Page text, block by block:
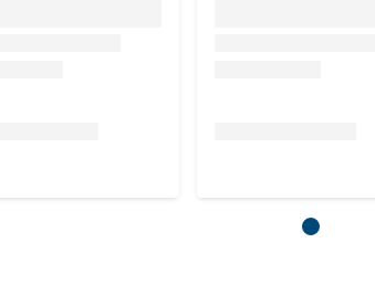
mg, Vitamin B12 0,04 mg, Zink (3b606) 120 mg,
4 mg, Kupfer (3b406) 10 mg, Selen (3b810)